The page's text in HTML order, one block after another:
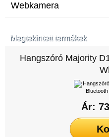
Webkamera
Megtekintett termékek
Hangszóró Majority
Ár: